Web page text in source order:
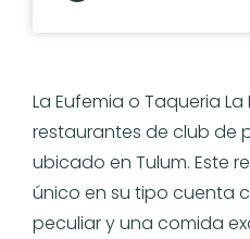
La Eufemia o Taqueria
restaurantes de club de
ubicado en Tulum. Este
único en su tipo cuenta
peculiar y una comida